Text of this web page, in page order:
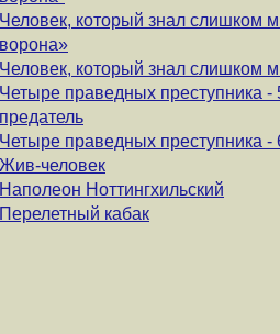
Человек, который знал слишком
ворона»
Человек, который знал слишком
Четыре праведных преступника
предатель
Четыре праведных преступника -
Жив-человек
Наполеон Ноттингхильский
Перелетный кабак